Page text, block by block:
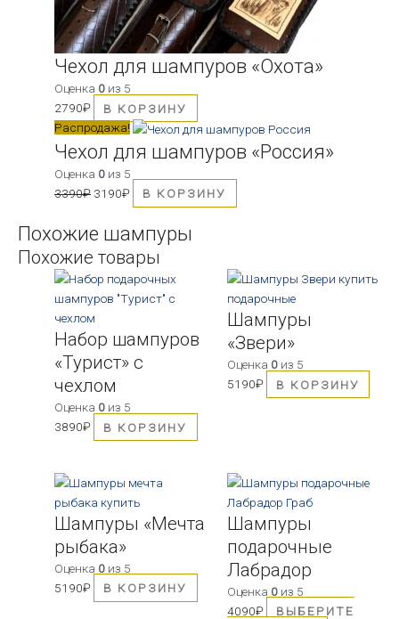
Чехол для шампуров «Охота»
Оценка 0 из 5
2790₽
В КОРЗИНУ
Распродажа!
Чехол для шампуров «Россия»
Оценка 0 из 5
3390₽
Первоначальная
цена
составляла
3390₽.
3190₽
Текущая
цена:
В КОРЗИНУ
Похожие шампуры
Похожие товары
Набор шампуров
«Турист» с
чехлом
Оценка 0 из 5
3890₽ В КОРЗИНУ
Шампуры
«Звери»
Оценка 0из 5
5190₽ В КОРЗИНУ
Шампуры «Мечта
рыбака»
Оценка 0 из 5
5190₽ В КОРЗИНУ
Шампуры
подарочные
Лабрадор
Оценка 0из 5
4090₽
ВЫБЕРИТЕ
Этот
несколько
можно